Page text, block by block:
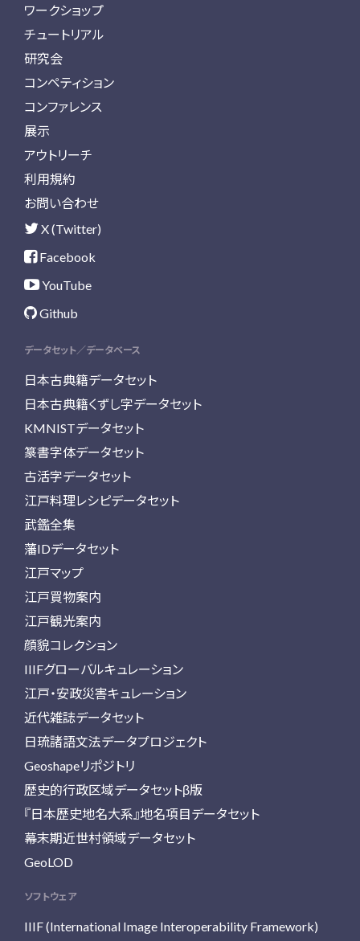
ワークショップ
チュートリアル
研究会
コンペティション
コンファレンス
展示
アウトリーチ
利用規約
お問い合わせ
X (Twitter)
Facebook
YouTube
Github
データセット／データベース
日本古典籍データセット
日本古典籍くずし字データセット
KMNISTデータセット
篆書字体データセット
古活字データセット
江戸料理レシピデータセット
武鑑全集
藩IDデータセット
江戸マップ
江戸買物案内
江戸観光案内
顔貌コレクション
IIIFグローバルキュレーション
江戸・安政災害キュレーション
近代雑誌データセット
日琉諸語文法データプロジェクト
Geoshapeリポジトリ
歴史的行政区域データセットβ版
『日本歴史地名大系』地名項目データセット
幕末期近世村領域データセット
GeoLOD
ソフトウェア
IIIF (International Image Interoperability Framework)